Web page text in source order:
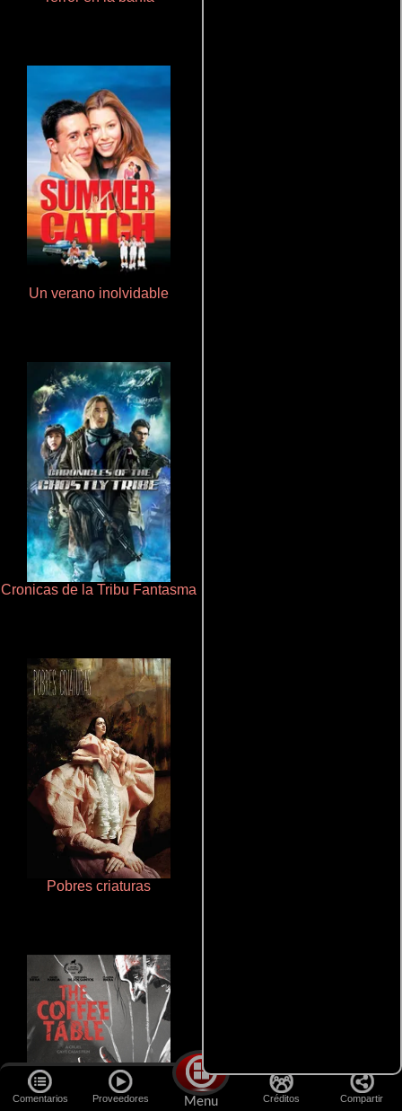
Comentarios Proveedores Menu Créditos Compartir
Un verano inolvidable
Cronicas de la Tribu Fantasma
Pobres criaturas